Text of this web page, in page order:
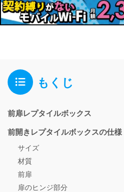
もくじ
前扉レプタイルボックス
前開きレプタイルボックスの仕様
サイズ
材質
前扉
扉のヒンジ部分